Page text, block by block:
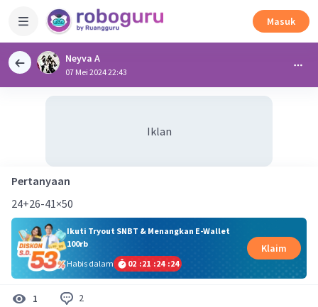
Masuk
Neyva A
07 Mei 2024 22:43
Iklan
Pertanyaan
24+26-41×50
Ikuti Tryout SNBT & Menangkan E-Wallet
100rb
Habis dalam
02 :21 :24 :24
Klaim
1 2